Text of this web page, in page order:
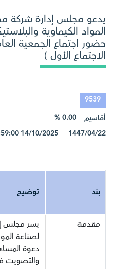
يدعو مجلس إدارة شركة
المواد الكيماوية
حضور اجتماع الجمعية
الاجتماع الأول )
9539
أقاسيم
0.00 %
1447/04/22 14/10/2025 15:59:00
بند توضيح
مقدمة
يسر مجلس
لصناعة
دعوة
والتصويت